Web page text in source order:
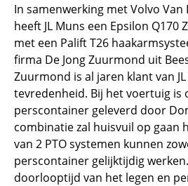
In samenwerking met Volvo
heeft JL Muns een Epsilon Q170
met een Palift T26
firma De Jong Zuurmond uit
Zuurmond is al jaren klant van
tevredenheid. Bij het voertuig is
perscontainer geleverd door
combinatie zal huisvuil op gaan
van 2 PTO systemen kunnen
perscontainer gelijktijdig
doorlooptijd van het legen en